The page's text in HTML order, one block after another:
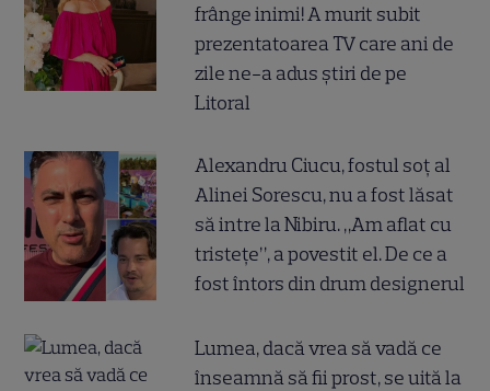
frânge inimi! A murit subit
prezentatoarea TV care ani de
zile ne-a adus știri de pe
Litoral
Alexandru Ciucu, fostul soț al
Alinei Sorescu, nu a fost lăsat
să intre la Nibiru. „Am aflat cu
tristețe”, a povestit el. De ce a
fost întors din drum designerul
Lumea, dacă vrea să vadă ce
înseamnă să fii prost, se uită la